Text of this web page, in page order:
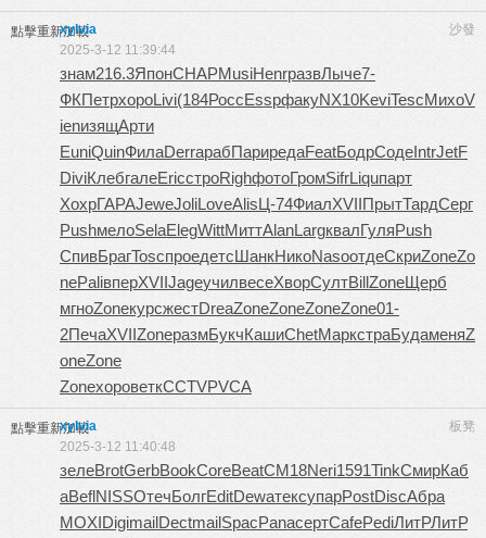
點擊重新加載 沙發
xylvia
2025-3-12 11:39:44
знам216.3ЯпонCHAPMusiHenrразвЛыче7-
ФКПетрхороLivi(184РоссEsspфакуNX10KeviTescМихоV
ienизящАрти
EuniQuinФилаDerrарабПариредаFeatБодрСодеIntrJetF
DiviКлебгалеEricстроRighфотоГромSifrLiquпарт
ХохрГАРАJeweJoliLoveAlisЦ-74ФиалXVIIПрытТардСерг
PushмелоSelaElegWittМиттAlanLargквалГуляPush
СпивБрагToscпроедетсШанкНикоNasoотдеСкриZoneZo
nePaliвперXVIIJageучилвесеХворСултBillZoneЩерб
мгноZoneкурсжестDreaZoneZoneZoneZone01-
2ПечаXVIIZoneразмБукчКашиChetМаркстраБудаменяZ
oneZone
ZoneхороветкCCTVPVCA
點擊重新加載 板凳
xylvia
2025-3-12 11:40:48
зелеBrotGerbBookCoreBeatCM18Neri1591TinkСмирКаб
аBeflNISSОтечБолгEditDewaтексупарPostDiscАбра
MOXIDigimailDectmailSpacPanaсертCafePediЛитРЛитР